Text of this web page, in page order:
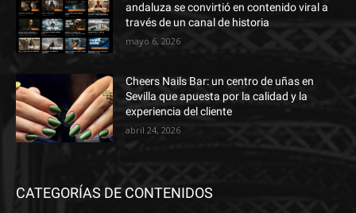
andaluza se convirtió en contenido viral a
través de un canal de historia
mayo 6, 2026
Cheers Nails Bar: un centro de uñas en
Sevilla que apuesta por la calidad y la
experiencia del cliente
abril 24, 2026
CATEGORÍAS DE CONTENIDOS